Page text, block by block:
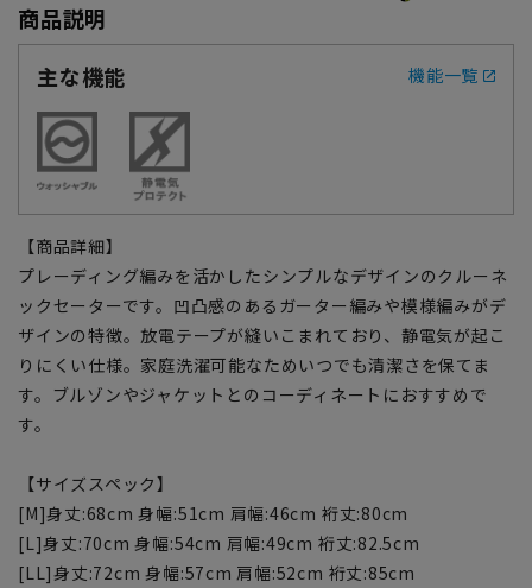
商品説明
主な機能
機能一覧
【商品詳細】
プレーディング編みを活かしたシンプルなデザインのクルーネ
ックセーターです。凹凸感のあるガーター編みや模様編みがデ
ザインの特徴。放電テープが縫いこまれており、静電気が起こ
りにくい仕様。家庭洗濯可能なためいつでも清潔さを保てま
す。ブルゾンやジャケットとのコーディネートにおすすめで
す。
【サイズスペック】
[M]身丈:68cm 身幅:51cm 肩幅:46cm 裄丈:80cm
[L]身丈:70cm 身幅:54cm 肩幅:49cm 裄丈:82.5cm
[LL]身丈:72cm 身幅:57cm 肩幅:52cm 裄丈:85cm